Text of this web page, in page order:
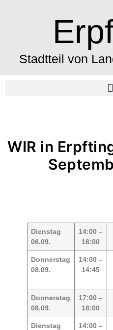
Stadtteil von
WIR in
Dienstag
06.09.
14:00 –
16:00
Donnerstag
08.09.
14:00 –
14:45
Donnerstag
08.09.
17:00 –
18:00
Dienstag
14:00 –